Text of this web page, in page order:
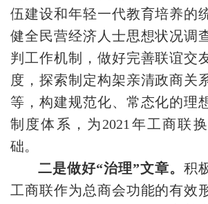
伍建设和年轻一代教育培养的
健全民营经济人士思想状况调
判工作机制，做好完善联谊交
度，探索制定构架亲清政商关
等，构建规范化、常态化的理
制度体系，为2021年工商联
础。
二是做好“治理”文章。 积
工商联作为总商会功能的有效